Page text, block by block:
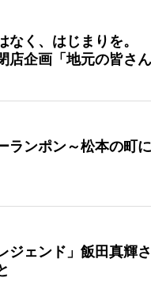
なく、はじまりを。
店企画「地元の皆さん
ランポン～松本の町
ジェンド」飯田真輝